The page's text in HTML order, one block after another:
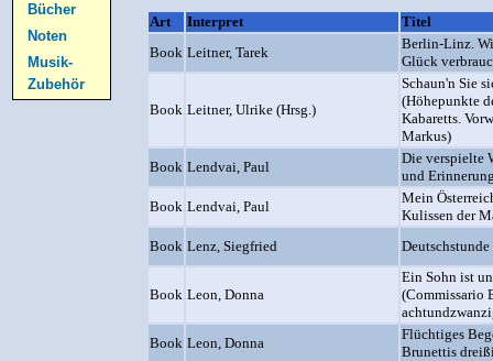
Bücher
Noten
Musik-
Zubehör
Art Interpret
Titel
Book Leitner, Tarek
Berlin-Linz.
Glück
Book Leitner, Ulrike (Hrsg.)
Schaun'n Sie
(Höhepunkte
Kabaretts.
Markus)
Book Lendvai, Paul
Die verspielte
und
Book Lendvai, Paul
Mein
Kulissen der
Book Lenz, Siegfried Deutschstunde
Book Leon, Donna
Ein Sohn ist
(Commissario
Book Leon, Donna
Flüchtiges
Brunettis